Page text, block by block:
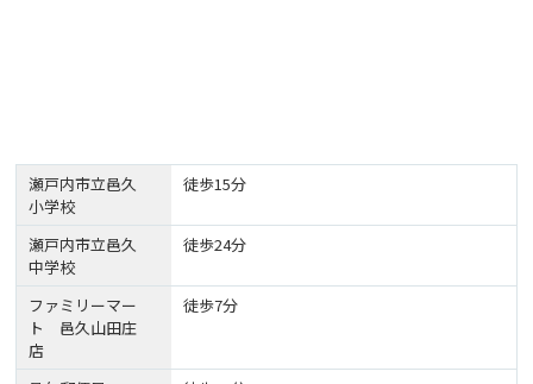
瀬戸内市立邑久
小学校
徒歩15分
瀬戸内市立邑久
中学校
徒歩24分
ファミリーマー
ト 邑久山田庄
店
徒歩7分